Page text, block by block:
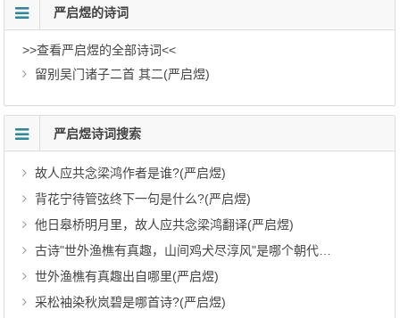
严启煜的诗词
>>查看严启煜的全部诗词<<
留别吴门诸子二首 其二(严启煜)
严启煜诗词搜索
故人应共念梁鸿作者是谁?(严启煜)
背花宁待管弦终下一句是什么?(严启煜)
他日皋桥明月里，故人应共念梁鸿翻译(严启煜)
古诗"世外渔樵有真趣，山间鸡犬尽淳风"是哪个朝代的?(严启煜)
世外渔樵有真趣出自哪里(严启煜)
采松袖染秋岚碧是哪首诗?(严启煜)